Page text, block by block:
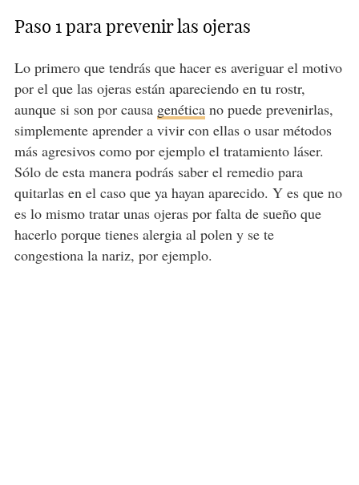
Paso 1 para prevenir las ojeras
Lo primero que tendrás que hacer es averiguar el motivo
por el que las ojeras están apareciendo en tu rostr,
aunque si son por causa genéticano puede prevenirlas,
simplemente aprender a vivir con ellas o usar métodos
más agresivos como por ejemplo el tratamiento láser.
Sólo de esta manera podrás saber el remedio para
quitarlas en el caso que ya hayan aparecido. Y es que no
es lo mismo tratar unas ojeras por falta de sueño que
hacerlo porque tienes alergia al polen y se te
congestiona la nariz, por ejemplo.